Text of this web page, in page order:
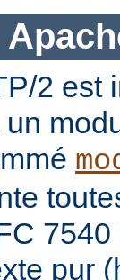
2 est
pur